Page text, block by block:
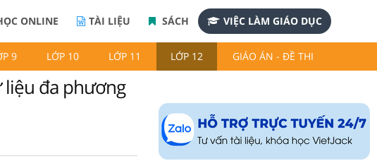
ONLINE TÀI LIỆU SÁCH VIỆC LÀM GIÁO DỤC
9 LỚP 10 LỚP 11 LỚP 12 GIÁO ÁN - ĐỀ THI
liệu đa phương